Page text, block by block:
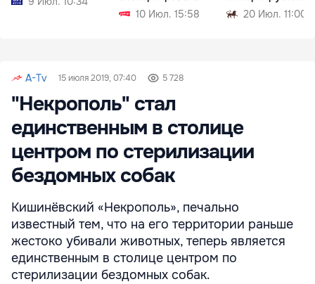
10 Июл. 15:58
20 Июл. 11:00
A-Tv 15 июля 2019, 07:40 5 728
"Некрополь" стал
единственным в столице
центром по стерилизации
бездомных собак
Кишинёвский «Некрополь», печально
известный тем, что на его территории раньше
жестоко убивали животных, теперь является
единственным в столице центром по
стерилизации бездомных собак.